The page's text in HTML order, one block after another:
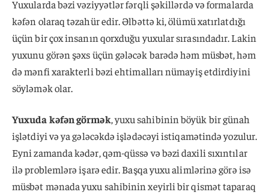
Yuxularda bəzi vəziyyətlər fərqli şəkillərdə və formalarda
kəfən olaraq təzahür edir. Əlbəttə ki, ölümü xatırlatdığı
üçün bir çox insanın qorxduğu yuxular sırasındadır. Lakin
yuxunu görən şəxs üçün gələcək barədə həm müsbət, həm
də mənfi xarakterli bəzi ehtimalları nümayiş etdirdiyini
söyləmək olar.
Yuxuda kəfən görmək, yuxu sahibinin böyük bir günah
işlətdiyi və ya gələcəkdə işlədəcəyi istiqamətində yozulur.
Eyni zamanda kədər, qəm-qüssə və bəzi daxili sıxıntılar
ilə problemlərə işarə edir. Başqa yuxu alimlərinə görə isə
müsbət mənada yuxu sahibinin xeyirli bir qismət taparaq